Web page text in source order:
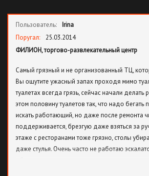
годами - неработающие весы в овощном
нет бумаги). Как житель мкр Филевский парк,
скорейшее решение указанных мной и др.
Филион проблем. Спасибо.
Пользователь:
Irina
Поругал:
25.03.2014
ФИЛИОН, торгово-развлекательный центр
Самый грязный и не организованный ТЦ,
Вы ощутите ужасный запах проходя мимо
туалетах всегда грязь, сейчас начали делать
этом половину туалетов так, что надо бегать
искать работающий, но даже после ремонта
поддерживается, брезгую даже взяться за
этаже с ресторанами тоже грязно, столы
даже стулья. Очень часто не работаю
только ухудшается, уже почти год, как там